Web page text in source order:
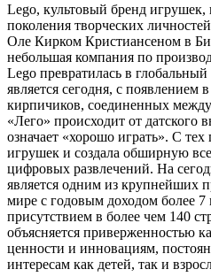
Lego, культовый бренд
поколения творческих
Оле Кирком Кристиансеном в
небольшая компания по
Lego превратилась в
является сегодня, с появлением
кирпичиков, соединенных
«Лего» происходит от датского
означает «хорошо играть». С
игрушек и создала обширную
цифровых развлечений. На
является одним из крупнейших
мире с годовым доходом более
присутствием в более чем 140
объясняется приверженностью
ценности и инновациям,
интересам как детей, так и